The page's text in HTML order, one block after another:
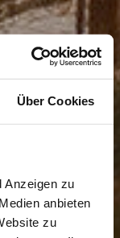
Über Cookies
Anzeigen zu
anbieten
zu